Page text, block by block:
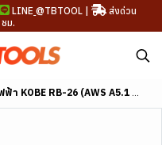
LINE @TBTOOL |
ส่งด่วน
ม.
KOBE RB-26 (AWS A5.1 E6013)